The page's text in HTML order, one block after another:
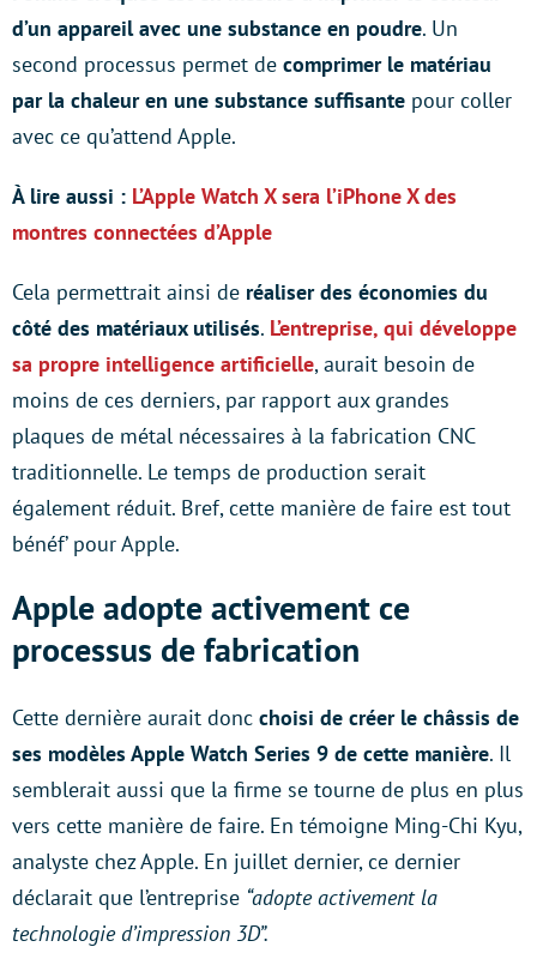
d’un appareil avec une substance en poudre. Un
second processus permet de comprimer le matériau
par la chaleur en une substance suffisante pour coller
avec ce qu’attend Apple.
À lire aussi : L’Apple Watch X sera l’iPhone X des
montres connectées d’Apple
Cela permettrait ainsi de réaliser des économies du
côté des matériaux utilisés. L’entreprise, qui développe
sa propre intelligence artificielle, aurait besoin de
moins de ces derniers, par rapport aux grandes
plaques de métal nécessaires à la fabrication CNC
traditionnelle. Le temps de production serait
également réduit. Bref, cette manière de faire est tout
bénéf’ pour Apple.
Apple adopte activement ce
processus de fabrication
Cette dernière aurait donc choisi de créer le châssis de
ses modèles Apple Watch Series 9 de cette manière. Il
semblerait aussi que la firme se tourne de plus en plus
vers cette manière de faire. En témoigne Ming-Chi Kyu,
analyste chez Apple. En juillet dernier, ce dernier
déclarait que l’entreprise “adopte activement la
technologie d’impression 3D”.